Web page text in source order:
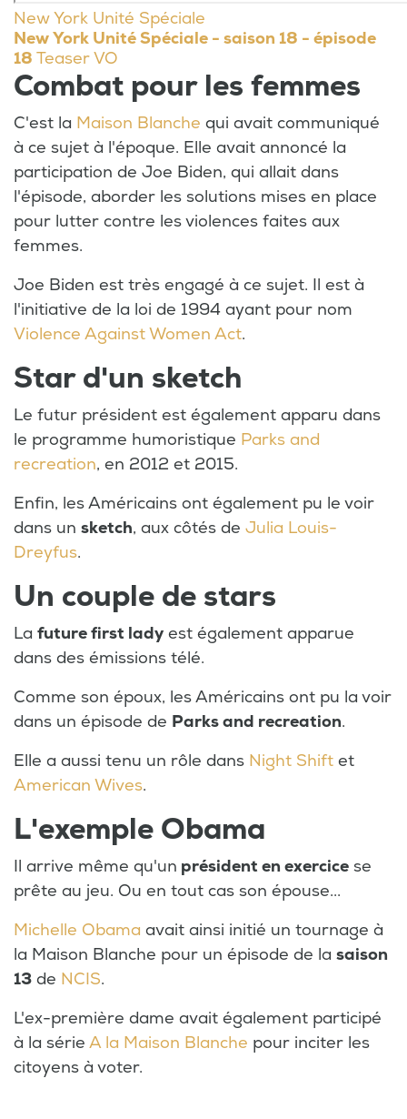
New York Unité Spéciale
New York Unité Spéciale - saison 18 - épisode
18 Teaser VO
Combat pour les femmes
C'est la Maison Blanche qui avait communiqué
à ce sujet à l'époque. Elle avait annoncé la
participation de Joe Biden, qui allait dans
l'épisode, aborder les solutions mises en place
pour lutter contre les violences faites aux
femmes.
Joe Biden est très engagé à ce sujet. Il est à
l'initiative de la loi de 1994 ayant pour nom
Violence Against Women Act.
Star d'un sketch
Le futur président est également apparu dans
le programme humoristique Parks and
recreation, en 2012 et 2015.
Enfin, les Américains ont également pu le voir
dans un sketch, aux côtés de Julia Louis-
Dreyfus.
Un couple de stars
La future first lady est également apparue
dans des émissions télé.
Comme son époux, les Américains ont pu la voir
dans un épisode de Parks and recreation.
Elle a aussi tenu un rôle dans Night Shift et
American Wives.
L'exemple Obama
Il arrive même qu'un président en exercice se
prête au jeu. Ou en tout cas son épouse...
Michelle Obama avait ainsi initié un tournage à
la Maison Blanche pour un épisode de la saison
13 de NCIS.
L'ex-première dame avait également participé
à la série A la Maison Blanche pour inciter les
citoyens à voter.